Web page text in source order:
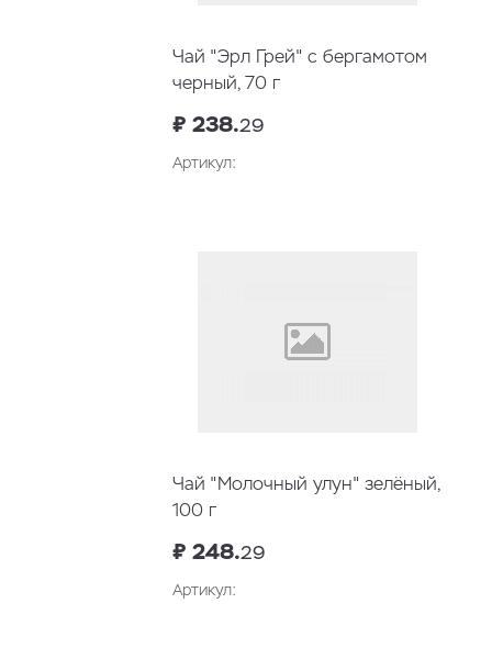
Чай "Эрл Грей" с бергамотом
черный, 70 г
₽ 238.29
Артикул:
Чай "Молочный улун" зелёный,
100 г
₽ 248.29
Артикул: